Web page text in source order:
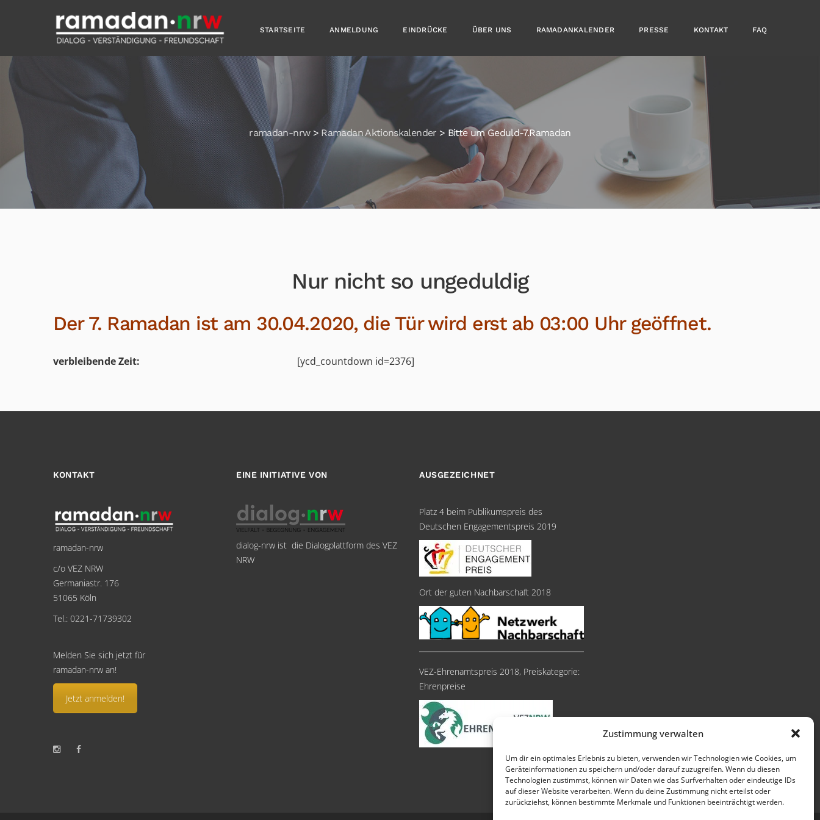
Zustimmung verwalten
Um dir ein optimales Erlebnis zu bieten, verwenden wir Technologien wie Cookies, um
Geräteinformationen zu speichern und/oder darauf zuzugreifen. Wenn du diesen
Technologien zustimmst, können wir Daten wie das Surfverhalten oder eindeutige IDs
auf dieser Website verarbeiten. Wenn du deine Zustimmung nicht erteilst oder
zurückziehst, können bestimmte Merkmale und Funktionen beeinträchtigt werden.
STARTSEITE ANMELDUNG EINDRÜCKE ÜBER UNS RAMADANKALENDER PRESSE KONTAKT FAQ
ramadan-nrw> Ramadan Aktionskalender > Bitte um Geduld-7.Ramadan
Nur nicht so ungeduldig
Der 7. Ramadan ist am 30.04.2020, die Tür wird erst ab 03:00 Uhr geöffnet.
verbleibende Zeit: [ycd_countdown id=2376]
KONTAKT
ramadan-nrw
c/o VEZ NRW
Germaniastr. 176
51065 Köln
Tel.: 0221-71739302
Melden Sie sich jetzt für
ramadan-nrw an!
Jetzt anmelden!
EINE INITIATIVE VON
dialog-nrw ist die Dialogplattform des VEZ
NRW
AUSGEZEICHNET
Platz 4 beim Publikumspreis des
Deutschen Engagementspreis 2019
Ort der guten Nachbarschaft 2018
VEZ-Ehrenamtspreis 2018, Preiskategorie:
Ehrenpreise